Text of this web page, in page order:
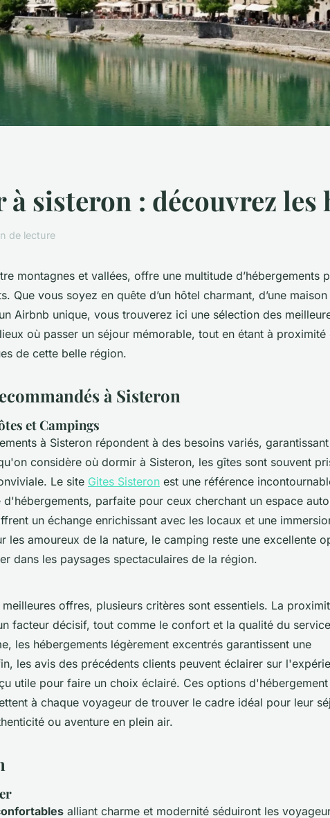
sisteron : découvrez les
de lecture
montagnes et vallées, offre une multitude d’hébergements
Que vous soyez en quête d’un hôtel charmant, d’une maison
Airbnb unique, vous trouverez ici une sélection des
où passer un séjour mémorable, tout en étant à proximité
de cette belle région.
à Sisteron
et Campings
à Sisteron répondent à des besoins variés,
considère où dormir à Sisteron, les gîtes sont souvent
Le site Gites Sisteron est une référence
parfaite pour ceux cherchant un espace
un échange enrichissant avec les locaux et une
les amoureux de la nature, le camping reste une excellente
dans les paysages spectaculaires de la région.
offres, plusieurs critères sont essentiels. La
facteur décisif, tout comme le confort et la qualité du
les hébergements légèrement excentrés garantissent une
les avis des précédents clients peuvent éclairer sur
utile pour faire un choix éclairé. Ces options d'hébergement
à chaque voyageur de trouver le cadre idéal pour leur
ou aventure en plein air.
alliant charme et modernité séduiront les